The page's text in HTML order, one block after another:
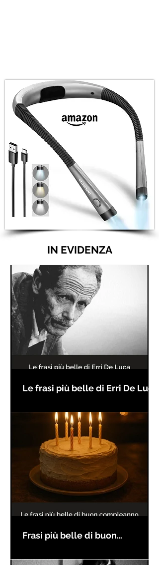
IN EVIDENZA
Le frasi più belle di Erri De Luca
Frasi più belle di buon